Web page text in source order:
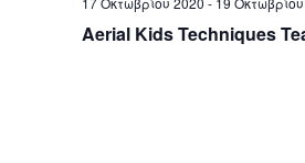
Aerial Kids Techniques